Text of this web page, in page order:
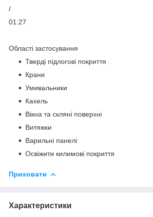
/
01:27
Області застосування
Тверді підлогові покриття
Крани
Умивальники
Кахель
Вікна та скляні поверхні
Витяжки
Варильні панелі
Освіжити килимові покриття
Приховати
Характеристики